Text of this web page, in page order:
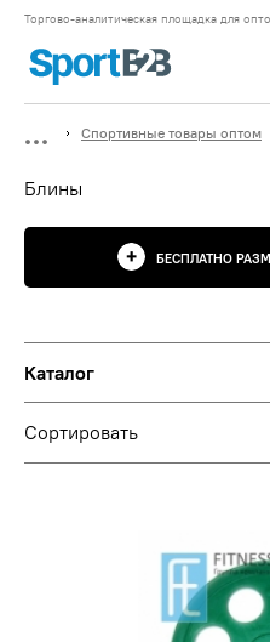
Торгово-аналитическая площадка для
Спортивные товары оптом
Блины
БЕСПЛАТНО
Каталог
Сортировать